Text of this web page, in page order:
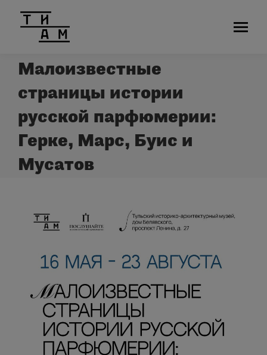
Малоизвестные
страницы истории
русской парфюмерии:
Герке, Марс, Буис и
Мусатов